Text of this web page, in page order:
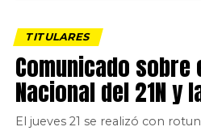
TITULARES
Comunicado sobre
Nacional del 21N y
El jueves 21 se realizó con